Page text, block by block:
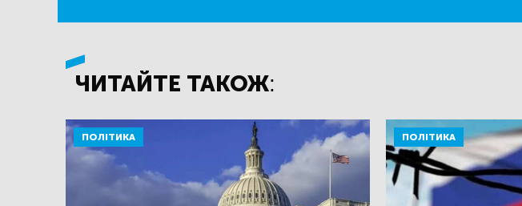
ЧИТАЙТЕ ТАКОЖ:
ПОЛІТИКА ПОЛІТИКА